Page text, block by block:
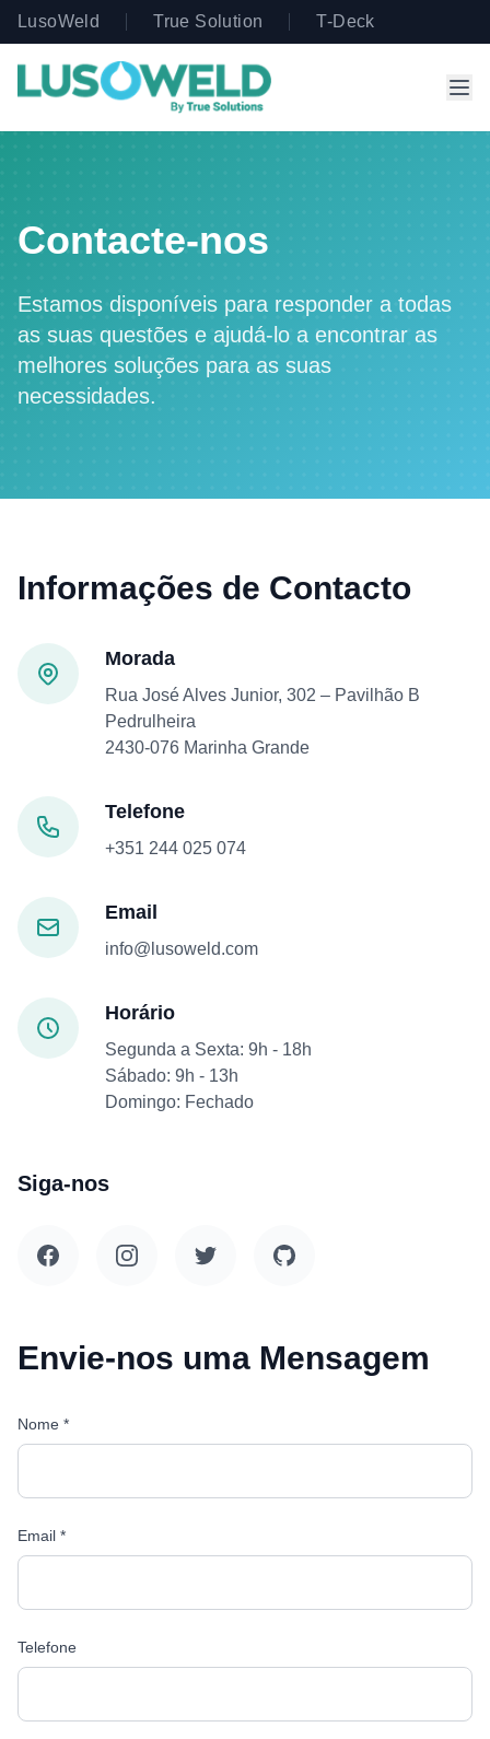
LusoWeld True Solution T-Deck
Contacte-nos
Estamos disponíveis para responder a todas
as suas questões e ajudá-lo a encontrar as
melhores soluções para as suas
necessidades.
Informações de Contacto
Morada
Rua José Alves Junior, 302 – Pavilhão B
Pedrulheira
2430-076 Marinha Grande
Telefone
+351 244 025 074
Email
info@lusoweld.com
Horário
Segunda a Sexta: 9h - 18h
Sábado: 9h - 13h
Domingo: Fechado
Siga-nos
Envie-nos uma Mensagem
Nome *
Email *
Telefone